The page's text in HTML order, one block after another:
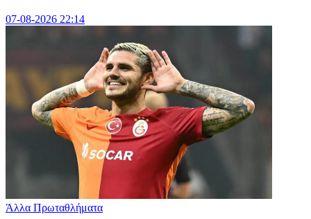
07-08-2026 22:14
Άλλα Πρωταθλήματα